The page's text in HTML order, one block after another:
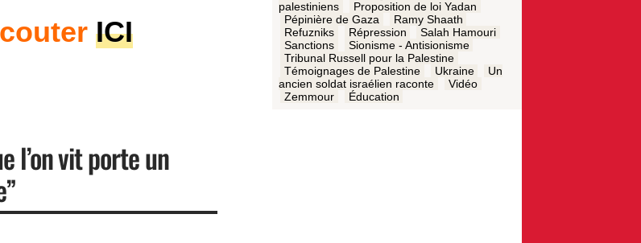
ICI
l’on vit porte un
palestiniens
Proposition de loi Yadan
Pépinière de Gaza
Ramy Shaath
Refuzniks
Répression
Salah Hamouri
Sanctions
Sionisme - Antisionisme
Tribunal Russell pour la Palestine
Témoignages de Palestine
Ukraine
Un
ancien soldat israélien raconte
Vidéo
Zemmour
Éducation